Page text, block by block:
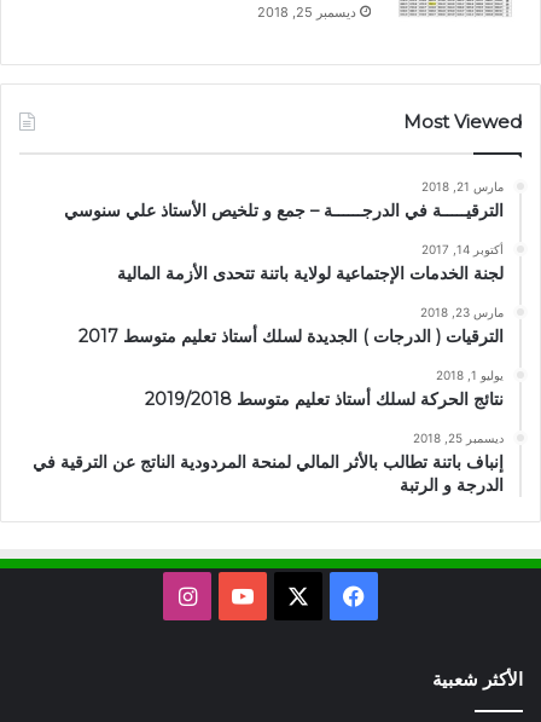
ديسمبر 25, 2018
Most Viewed
مارس 21, 2018
الترقيـــــة في الدرجــــــة – جمع و تلخيص الأستاذ علي سنوسي
أكتوبر 14, 2017
لجنة الخدمات الإجتماعية لولاية باتنة تتحدى الأزمة المالية
مارس 23, 2018
الترقيات ( الدرجات ) الجديدة لسلك أستاذ تعليم متوسط 2017
يوليو 1, 2018
نتائج الحركة لسلك أستاذ تعليم متوسط 2019/2018
ديسمبر 25, 2018
إنباف باتنة تطالب بالأثر المالي لمنحة المردودية الناتج عن الترقية في
الدرجة و الرتبة
فيسبوك يوتيوب
الأكثر شعبية